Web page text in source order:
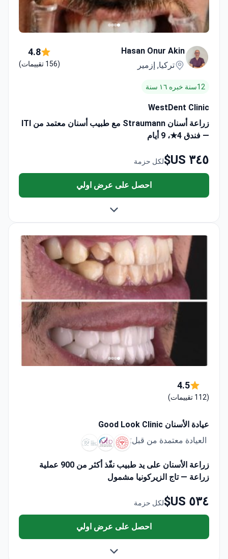
Hasan Onur Akin
تركيا, إزمير
4.8
(156 تقييمات)
12سنة خبره ١٦ سنة
WestDent Clinic
زراعة أسنان Straumann مع طبيب أسنان معتمد من ITI
— فندق 4★، 9 أيام
لكل حزمة ٣٤٥ US$
احصل على عرض اولي
4.5
(112 تقييمات)
عيادة الأسنان Good Look Clinic
العيادة معتمدة من قبل:
زراعة الأسنان على يد طبيب نفّذ أكثر من 900 عملية
زراعة — تاج الزيركونيا مشمول
لكل حزمة ٥٣٤ US$
احصل على عرض اولي